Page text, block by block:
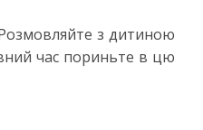
Розмовляйте з дитиною
час пориньте в цю